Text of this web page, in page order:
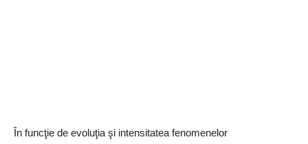
În funcţie de evoluţia şi intensitatea fenomenelor